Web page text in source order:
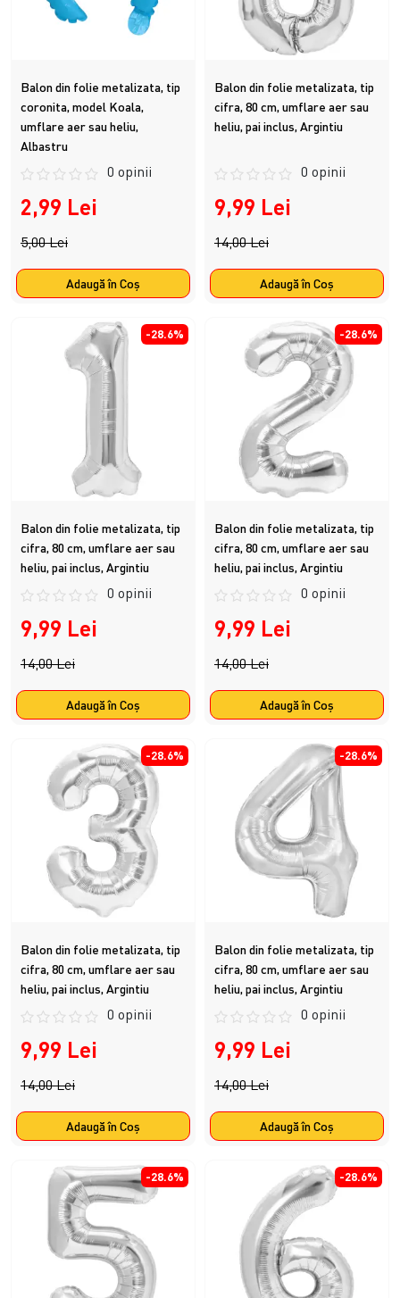
Balon din folie metalizata, tip
coronita, model Koala,
umflare aer sau heliu,
Albastru
0 opinii
2,99 Lei
5,00 Lei
Adaugă în Coş
Balon din folie metalizata, tip
cifra, 80 cm, umflare aer sau
heliu, pai inclus, Argintiu
0 opinii
9,99 Lei
14,00 Lei
Adaugă în Coş
-28.6%
Balon din folie metalizata, tip
cifra, 80 cm, umflare aer sau
heliu, pai inclus, Argintiu
0 opinii
9,99 Lei
14,00 Lei
Adaugă în Coş
-28.6%
Balon din folie metalizata, tip
cifra, 80 cm, umflare aer sau
heliu, pai inclus, Argintiu
0 opinii
9,99 Lei
14,00 Lei
Adaugă în Coş
-28.6%
Balon din folie metalizata, tip
cifra, 80 cm, umflare aer sau
heliu, pai inclus, Argintiu
0 opinii
9,99 Lei
14,00 Lei
Adaugă în Coş
-28.6%
Balon din folie metalizata, tip
cifra, 80 cm, umflare aer sau
heliu, pai inclus, Argintiu
0 opinii
9,99 Lei
14,00 Lei
Adaugă în Coş
-28.6% -28.6%